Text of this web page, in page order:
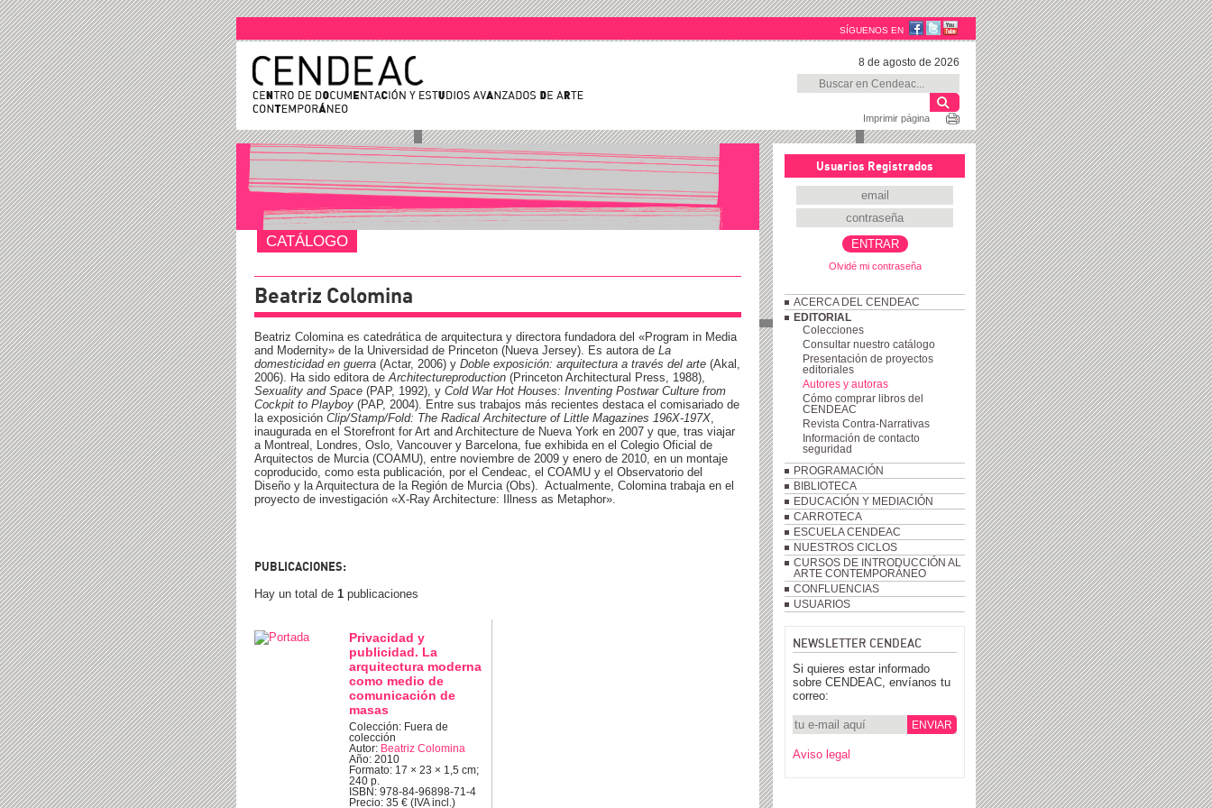
SÍGUENOS EN
8 de agosto de 2026
Imprimir página
Usuarios Registrados
Olvidé mi contraseña
ACERCA DEL CENDEAC
EDITORIAL
Colecciones
Consultar nuestro catálogo
Presentación de proyectos
editoriales
Autores y autoras
Cómo comprar libros del
CENDEAC
Revista Contra-Narrativas
Información de contacto
seguridad
PROGRAMACIÓN
BIBLIOTECA
EDUCACIÓN Y MEDIACIÓN
CARROTECA
ESCUELA CENDEAC
NUESTROS CICLOS
CURSOS DE INTRODUCCIÓN AL
ARTE CONTEMPORÁNEO
CONFLUENCIAS
USUARIOS
NEWSLETTER CENDEAC
Si quieres estar informado
sobre CENDEAC, envíanos tu
correo:
Aviso legal
CATÁLOGO
Beatriz Colomina
Beatriz Colomina es catedrática de arquitectura y directora fundadora del «Program in Media
and Modernity» de la Universidad de Princeton (Nueva Jersey). Es autora de La
domesticidad en guerra (Actar, 2006) y Doble exposición: arquitectura a través del arte (Akal,
2006). Ha sido editora deArchitectureproduction (Princeton Architectural Press, 1988),
Sexuality and Space (PAP, 1992), y Cold War Hot Houses: Inventing Postwar Culture from
Cockpit to Playboy (PAP, 2004). Entre sus trabajos más recientes destaca el comisariado de
la exposición Clip/Stamp/Fold: The Radical Architecture of Little Magazines 196X-197X,
inaugurada en el Storefront for Art and Architecture de Nueva York en 2007 y que, tras viajar
a Montreal, Londres, Oslo, Vancouver y Barcelona, fue exhibida en el Colegio Oficial de
Arquitectos de Murcia (COAMU), entre noviembre de 2009 y enero de 2010, en un montaje
coproducido, como esta publicación, por el Cendeac, el COAMU y el Observatorio del
Diseño y la Arquitectura de la Región de Murcia (Obs). Actualmente, Colomina trabaja en el
proyecto de investigación «X-Ray Architecture: Illness as Metaphor».
PUBLICACIONES:
Hay un total de 1 publicaciones
Privacidad y
publicidad. La
arquitectura moderna
como medio de
comunicación de
masas
Colección: Fuera de
colección
Autor: Beatriz Colomina
Año: 2010
Formato: 17 × 23 × 1,5 cm;
240 p.
ISBN: 978-84-96898-71-4
Precio: 35 € (IVA incl.)